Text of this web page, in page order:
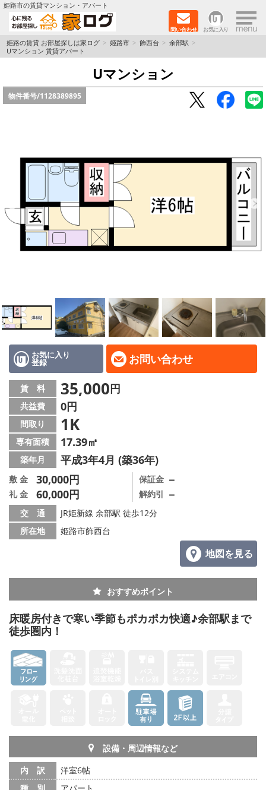
姫路市の賃貸マンション・アパート
問い合わせ お気に入り ×
TOPページ
ペットOK物件
保証人不要物件
初期費用リーズナブル物件
都市ガス物件
路線·駅から探す
地図から探す
スタッフ
店舗情報·アクセス
会社概要
メールでお問い合わせ
姫路の賃貸 お部屋探しは家ログ 姫路市 飾西台
余部駅
Uマンション 賃貸アパート
Uマンション
物件番号/1128389895
お気に入り
登録 お問い合わせ
賃 料 35,000円
共益費 0円
間取り 1K
専有面積 17.39㎡
築年月 平成3年4月 (築36年)
敷 金 30,000円
礼 金 60,000円
保証金 －
解約引 －
交 通
JR姫新線 余部駅 徒歩12分
所在地
姫路市飾西台
地図を見る
おすすめポイント
床暖房付きで寒い季節もポカポカ快適♪余部駅まで
徒歩圏内！
設備・周辺情報など
内 訳
洋室6帖